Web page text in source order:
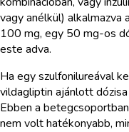
vagy anélkül) alkalmazva
100 mg, egy 50 mg-os
este adva.
Ha egy szulfonilureával
vildagliptin ajánlott
Ebben a
nem volt hatékonyabb,